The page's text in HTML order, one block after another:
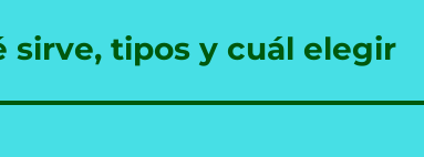
sirve, tipos y cuál elegir